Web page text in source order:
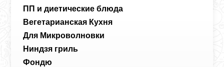
ПП и диетические блюда
Вегетарианская Кухня
Для Микроволновки
Ниндзя гриль
Фондю